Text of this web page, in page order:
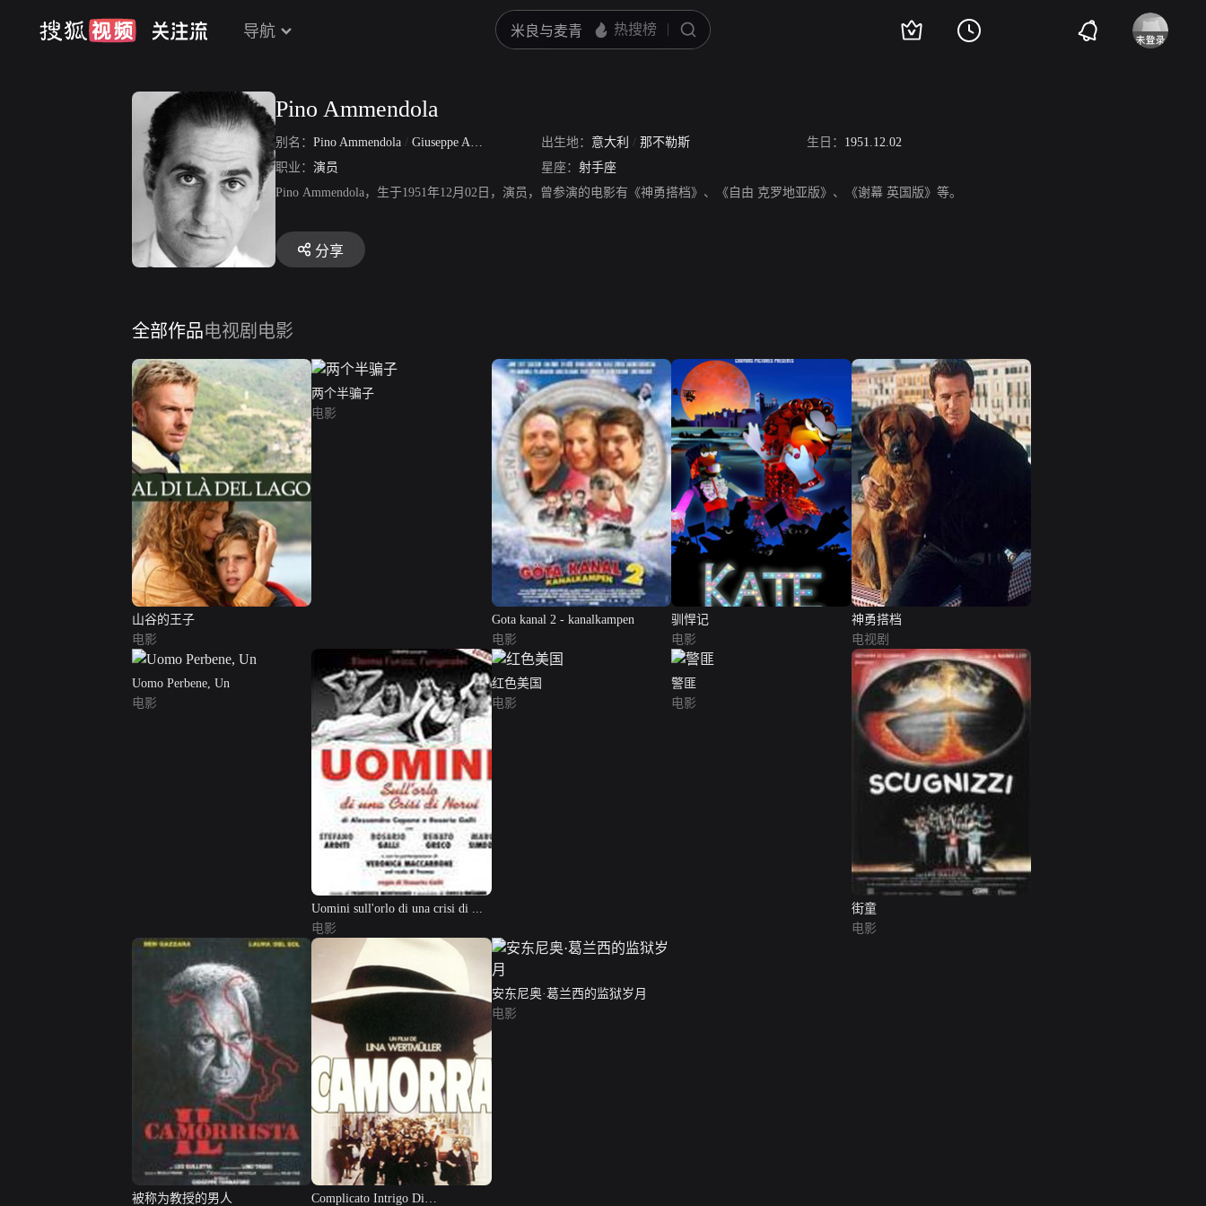
导航
Pino Ammendola
别名： Pino Ammendola / Giuseppe Ammendola 出生地： 意大利 / 那不勒斯 生日： 1951.12.02
职业： 演员 星座： 射手座
Pino Ammendola，生于1951年12月02日，演员，曾参演的电影有《神勇搭档》、《自由 克罗地亚版》、《谢幕 英国版》等。
分享
全部作品电视剧 电影
山谷的王子
电影
两个半骗子
电影
Gota kanal 2 - kanalkampen
电影
驯悍记
电影
神勇搭档
电视剧
Uomo Perbene, Un
电影
Uomini sull'orlo di una crisi di ...
电影
红色美国
电影
警匪
电影
街童
电影
被称为教授的男人 Complicato Intrigo Di
安东尼奥·葛兰西的监狱岁月
电影